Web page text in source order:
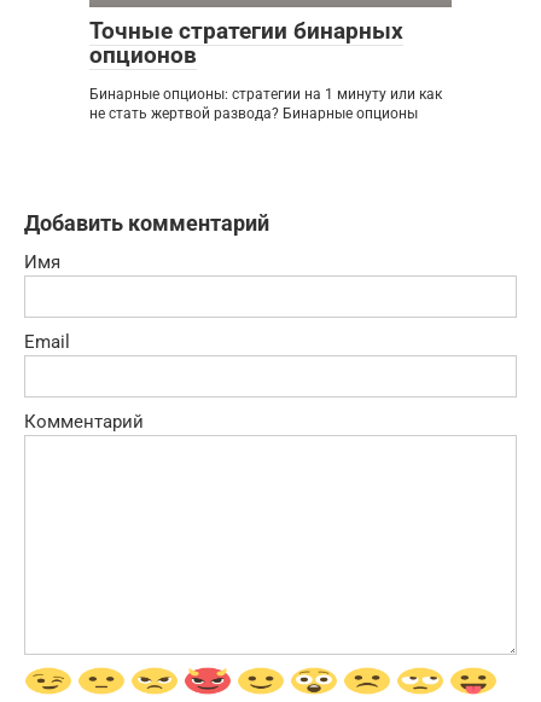
Точные стратегии бинарных
опционов
Бинарные опционы: стратегии на 1 минуту или как
не стать жертвой развода? Бинарные опционы
Добавить комментарий
Имя
Email
Комментарий